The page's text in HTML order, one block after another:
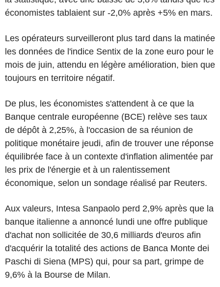
économistes tablaient sur -2,0% après +5% en mars.
Les opérateurs surveilleront plus tard dans la matinée
les données de l'indice Sentix de la zone euro pour le
mois de juin, attendu en légère amélioration, bien que
toujours en territoire négatif.
De plus, les économistes s'attendent à ce que la
Banque centrale européenne (BCE) relève ses taux
de dépôt à 2,25%, à l'occasion de sa réunion de
politique monétaire jeudi, afin de trouver une réponse
équilibrée face à un contexte d'inflation alimentée par
les prix de l'énergie et à un ralentissement
économique, selon un sondage réalisé par Reuters.
Aux valeurs, Intesa Sanpaolo perd 2,9% après que la
banque italienne a annoncé lundi une offre publique
d'achat non sollicitée de 30,6 milliards d'euros afin
d'acquérir la totalité des actions de Banca Monte dei
Paschi di Siena (MPS) qui, pour sa part, grimpe de
9,6% à la Bourse de Milan.